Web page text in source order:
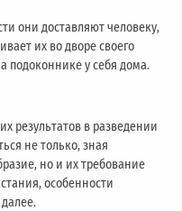
они доставляют человеку,
их во дворе своего
подоконнике у себя дома.
результатов в разведении
не только, зная
но и их требование
особенности